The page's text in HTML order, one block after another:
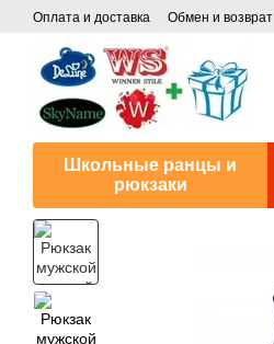
Перейти к основному контенту
Оплата и доставка Обмен и возврат
Школьные ранцы и
рюкзаки